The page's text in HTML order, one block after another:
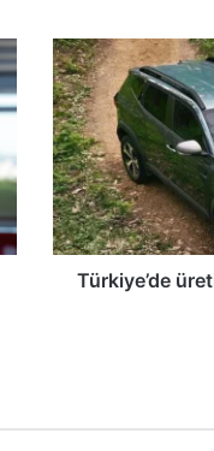
Türkiye’de
üretilecek
Yeni
Renault
Duster
ön
satışı
başladı
Türkiye’de